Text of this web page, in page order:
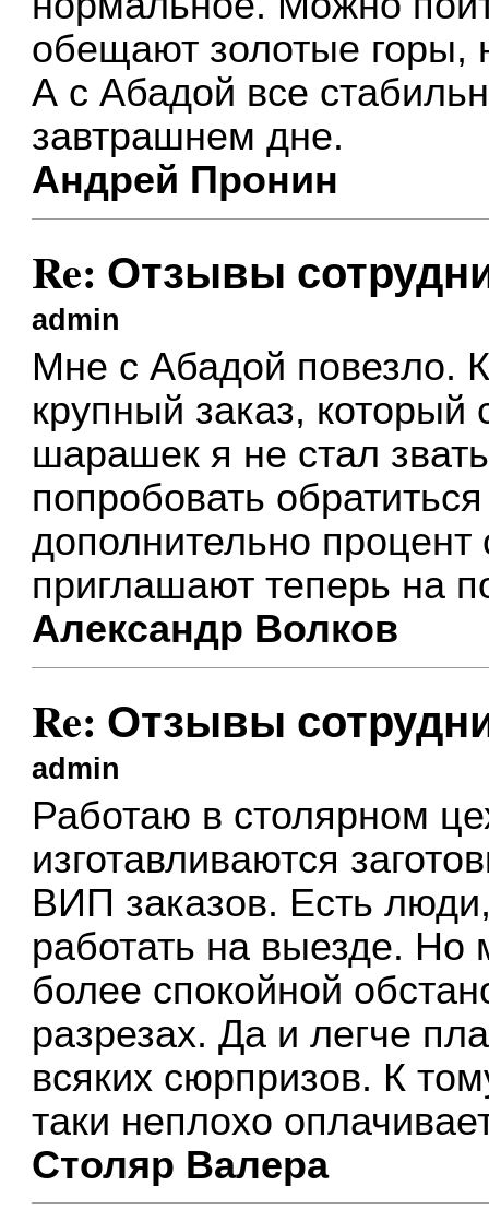
обещают золотые горы,
А с Абадой все
завтрашнем дне.
Андрей Пронин
Re: Отзывы
admin
Мне с Абадой повезло.
крупный заказ,
шарашек я не стал
попробовать
дополнительно процент
приглашают теперь на
Александр Волков
Re: Отзывы
admin
Работаю в столярном
изготавливаются
ВИП заказов. Есть
работать на выезде.
более спокойной
разрезах. Да и легче
всяких сюрпризов. К
таки неплохо
Столяр Валера